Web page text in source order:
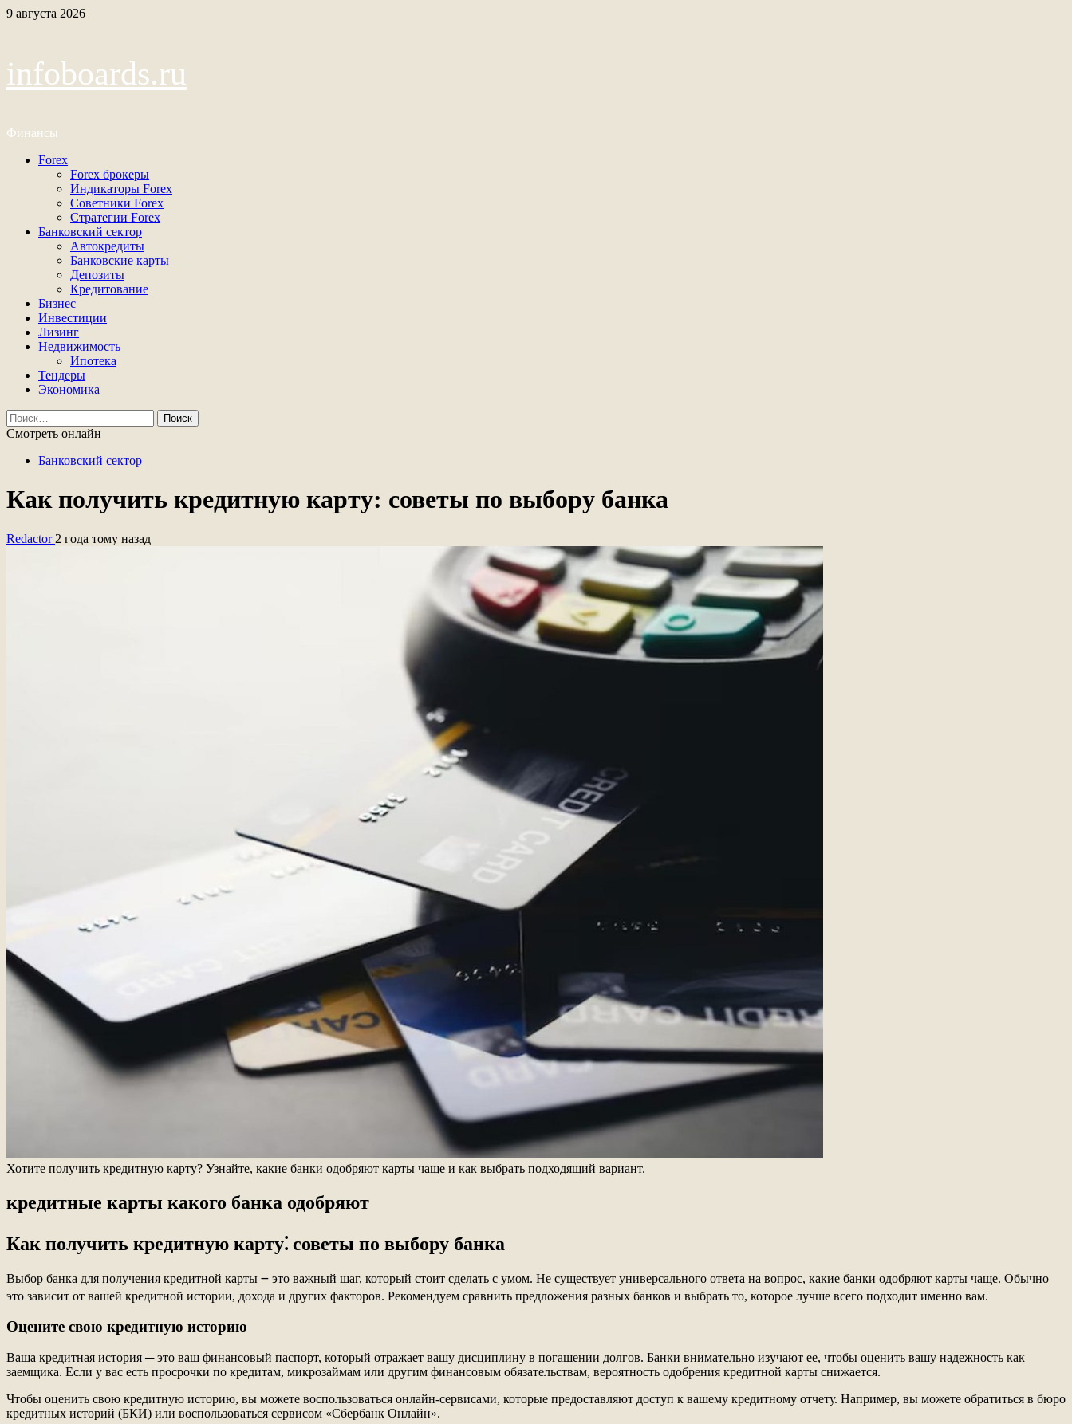
Перейти
9 августа 2026
infoboards.ru
Финансы
Основное
Forex
Forex брокеры
Индикаторы Forex
Советники Forex
Стратегии Forex
Банковский сектор
Автокредиты
Банковские карты
Депозиты
Кредитование
Бизнес
Инвестиции
Лизинг
Недвижимость
Ипотека
Тендеры
Экономика
Найти:
Смотреть онлайн
Банковский сектор
Как получить кредитную карту: советы по выбору банка
Redactor 2 года тому назад
Хотите получить кредитную карту? Узнайте, какие банки одобряют карты чаще и как выбрать подходящий вариант.
кредитные карты какого банка одобряют
Как получить кредитную карту⁚ советы по выбору банка
Выбор банка для получения кредитной карты ౼ это важный шаг, который стоит сделать с умом. Не существует универсального ответа на вопрос, какие банки одобряют карты чаще. Обычно
это зависит от вашей кредитной истории, дохода и других факторов. Рекомендуем сравнить предложения разных банков и выбрать то, которое лучше всего подходит именно вам.
Оцените свою кредитную историю
Ваша кредитная история ─ это ваш финансовый паспорт, который отражает вашу дисциплину в погашении долгов. Банки внимательно изучают ее, чтобы оценить вашу надежность как
заемщика. Если у вас есть просрочки по кредитам, микрозаймам или другим финансовым обязательствам, вероятность одобрения кредитной карты снижается.
Чтобы оценить свою кредитную историю, вы можете воспользоваться онлайн-сервисами, которые предоставляют доступ к вашему кредитному отчету. Например, вы можете обратиться в бюро
кредитных историй (БКИ) или воспользоваться сервисом «Сбербанк Онлайн».